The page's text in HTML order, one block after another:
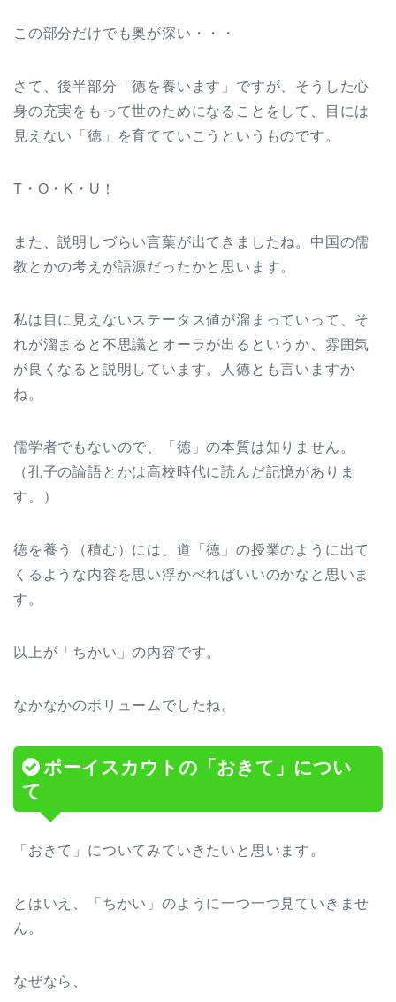
この部分だけでも奥が深い・・・
さて、後半部分「徳を養います」ですが、そうした心
身の充実をもって世のためになることをして、目には
見えない「徳」を育てていこうというものです。
T・O・K・U！
また、説明しづらい言葉が出てきましたね。中国の儒
教とかの考えが語源だったかと思います。
私は目に見えないステータス値が溜まっていって、そ
れが溜まると不思議とオーラが出るというか、雰囲気
が良くなると説明しています。人徳とも言いますか
ね。
儒学者でもないので、「徳」の本質は知りません。
（孔子の論語とかは高校時代に読んだ記憶がありま
す。）
徳を養う（積む）には、道「徳」の授業のように出て
くるような内容を思い浮かべればいいのかなと思いま
す。
以上が「ちかい」の内容です。
なかなかのボリュームでしたね。
ボーイスカウトの「おきて」につい
て
「おきて」についてみていきたいと思います。
とはいえ、「ちかい」のように一つ一つ見ていきませ
ん。
なぜなら、